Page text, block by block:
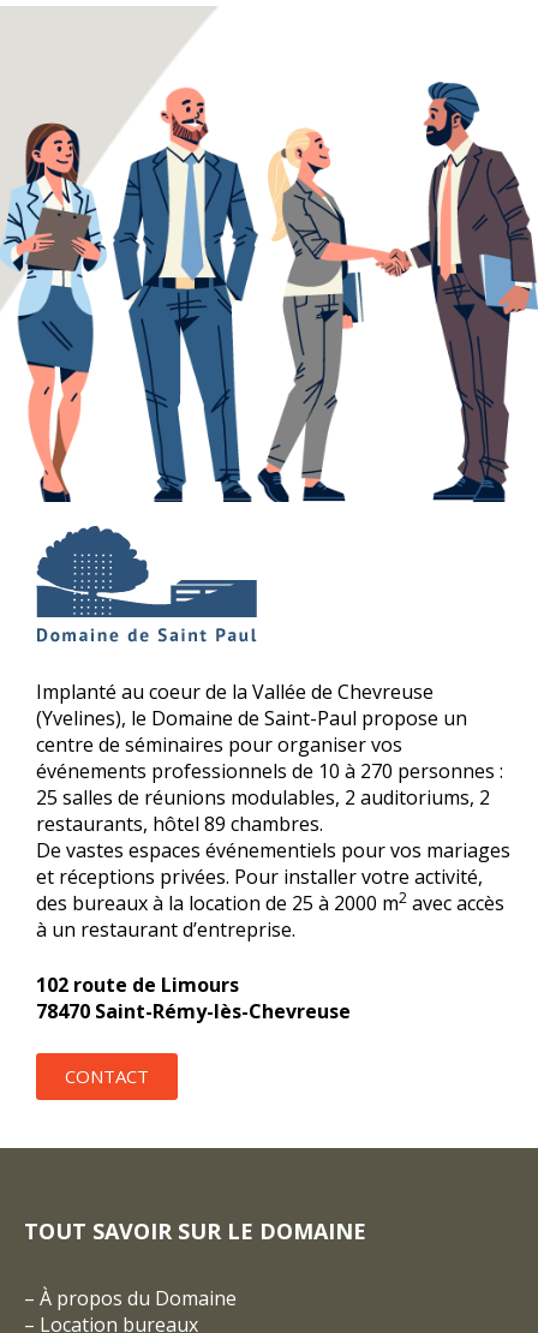
Implanté au coeur de la Vallée de Chevreuse
(Yvelines), le Domaine de Saint-Paul propose un
centre de séminaires pour organiser vos
événements professionnels de 10 à 270 personnes :
25 salles de réunions modulables, 2 auditoriums, 2
restaurants, hôtel 89 chambres.
De vastes espaces événementiels pour vos mariages
et réceptions privées. Pour installer votre activité,
des bureaux à la location de 25 à 2000 m2 avec accès
à un restaurant d’entreprise.
102 route de Limours
78470 Saint-Rémy-lès-Chevreuse
CONTACT
TOUT SAVOIR SUR LE DOMAINE
– À propos du Domaine
– Location bureaux